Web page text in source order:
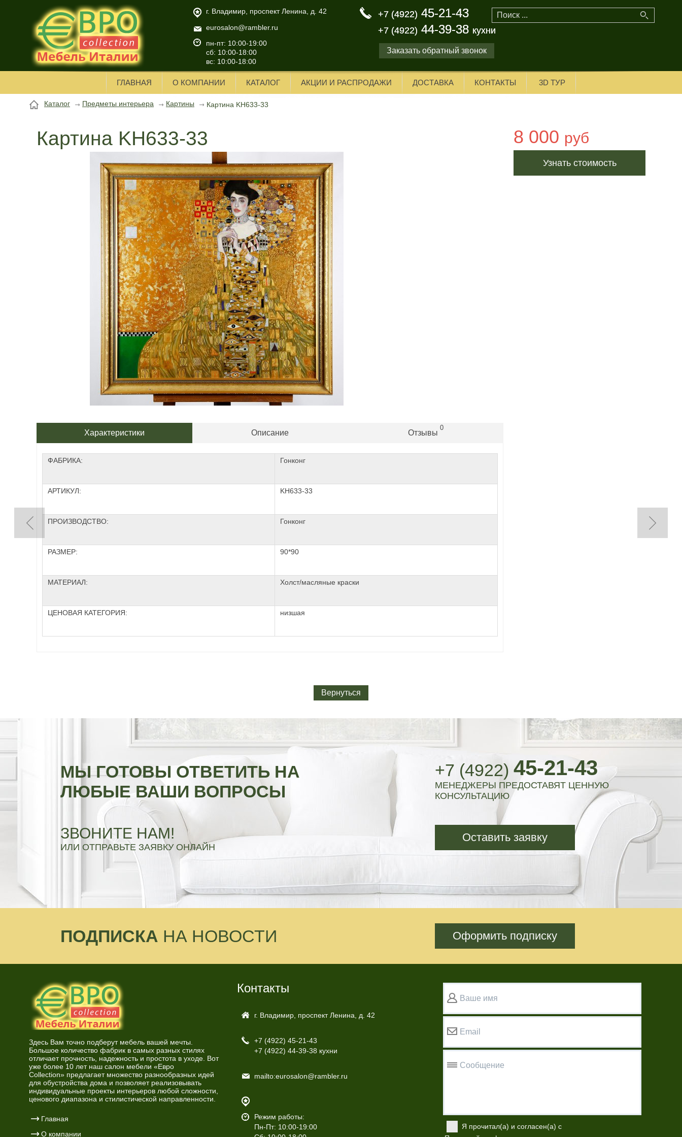
+7 (4922) 45-21-43
+7 (4922) 44-39-38 кухни
eurosalon@rambler.ru
г. Владимир, проспект Ленина, д. 42
пн-пт: 10:00-19:00
сб: 10:00-18:00
вс: 10:00-18:00
Заказать обратный звонок
+7 (4922) 45-21-43
+7 (4922) 44-39-38 кухни
ГЛАВНАЯ О КОМПАНИИ КАТАЛОГ АКЦИИ И РАСПРОДАЖИ ДОСТАВКА КОНТАКТЫ 3D ТУР
Каталог Предметы интерьера Картины Картина KH633-33
Картина KH633-33 8 000 руб
Узнать стоимость
Характеристики Описание Отзывы
0
ФАБРИКА: Гонконг
АРТИКУЛ: KH633-33
ПРОИЗВОДСТВО: Гонконг
РАЗМЕР: 90*90
МАТЕРИАЛ: Холст/масляные краски
ЦЕНОВАЯ КАТЕГОРИЯ: низшая
Вернуться
МЫ ГОТОВЫ ОТВЕТИТЬ НА
ЛЮБЫЕ ВАШИ ВОПРОСЫ
ЗВОНИТЕ НАМ!
ИЛИ ОТПРАВЬТЕ ЗАЯВКУ ОНЛАЙН
+7 (4922) 45-21-43
МЕНЕДЖЕРЫ ПРЕДОСТАВЯТ ЦЕННУЮ
КОНСУЛЬТАЦИЮ
Оставить заявку
ПОДПИСКА НА НОВОСТИ Оформить подписку
Здесь Вам точно подберут мебель вашей мечты.
Большое количество фабрик в самых разных стилях
отличает прочность, надежность и простота в уходе. Вот
уже более 10 лет наш салон мебели «Евро
Collection» предлагает множество разнообразных идей
для обустройства дома и позволяет реализовывать
индивидуальные проекты интерьеров любой сложности,
ценового диапазона и стилистической направленности.
Главная
О компании
Контакты
г. Владимир, проспект Ленина, д. 42
+7 (4922) 45-21-43
+7 (4922) 44-39-38 кухни
mailto:eurosalon@rambler.ru
Режим работы:
Пн-Пт: 10:00-19:00
Ваше имя
Email
Сообщение
Я прочитал(а) и согласен(а) с